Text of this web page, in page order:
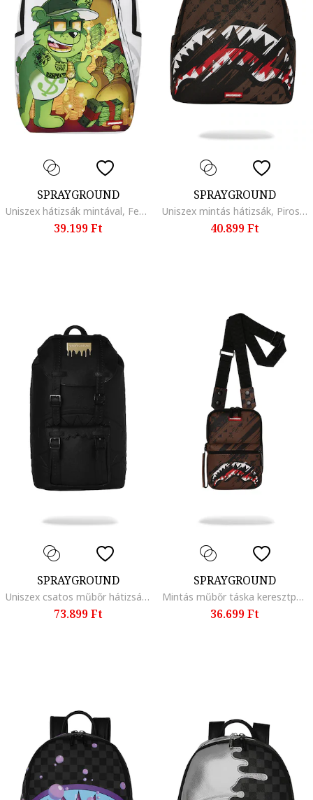
SPRAYGROUND
Uniszex hátizsák mintával, Fehér/Zöld/Narancssárga
39.199 Ft
SPRAYGROUND
Uniszex mintás hátizsák, Piros/Fekete/Barna
40.899 Ft
SPRAYGROUND
Uniszex csatos műbőr hátizsák, Fekete
73.899 Ft
SPRAYGROUND
Mintás műbőr táska keresztpánttal, Piros/Fekete/Barna
36.699 Ft